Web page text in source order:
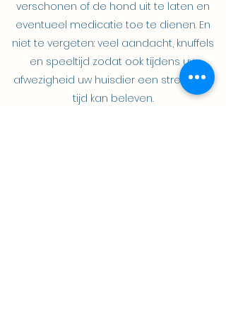
verschonen of de hond uit te laten en
eventueel medicatie toe te dienen. En
niet te vergeten: veel aandacht, knuffels
en speeltijd zodat ook tijdens uw
afwezigheid uw huisdier een stressloze
tijd kan beleven.